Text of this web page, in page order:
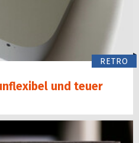
RETRO
und teuer